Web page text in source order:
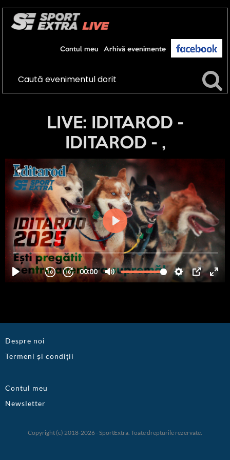
Arhivă evenimente
Contul meu
LIVE: IDITAROD -
IDITAROD - ,
Despre noi
Termeni și condiții
Contul meu
Newsletter
Copyright (c) 2018-2026 - SportExtra. Toate drepturile rezervate.